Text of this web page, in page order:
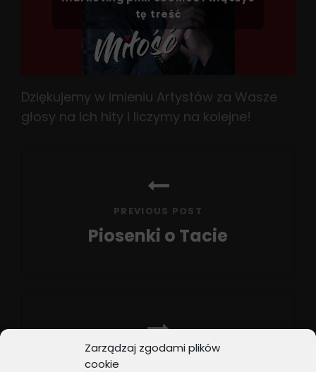
Zarządzaj zgodami plików
cookie
tę treść
Dziękujemy w imieniu Artystów za Wasze
głosy na Ich hity i liczymy na kolejne!
PREVIOUS POST
Piosenki o Tacie
NEXT POST